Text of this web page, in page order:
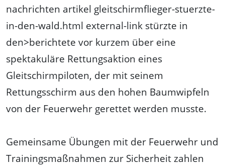
nachrichten artikel gleitschirmflieger-stuerzte-
in-den-wald.html external-link stürzte in
den>berichtete vor kurzem über eine
spektakuläre Rettungsaktion eines
Gleitschirmpiloten, der mit seinem
Rettungsschirm aus den hohen Baumwipfeln
von der Feuerwehr gerettet werden musste.
Gemeinsame Übungen mit der Feuerwehr und
Trainingsmaßnahmen zur Sicherheit zahlen